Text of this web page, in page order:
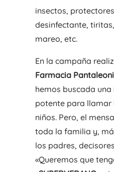
insectos,
desinfectante,
mareo, etc.
En la campaña
Farmacia Pantaleoni
hemos buscada
potente para llamar
niños. Pero, el
toda la familia y,
los padres,
«Queremos que